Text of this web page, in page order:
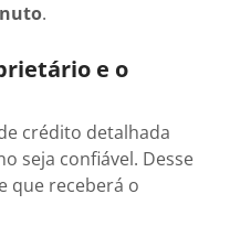
.
e o
crédito detalhada
seja confiável. Desse
que receberá o